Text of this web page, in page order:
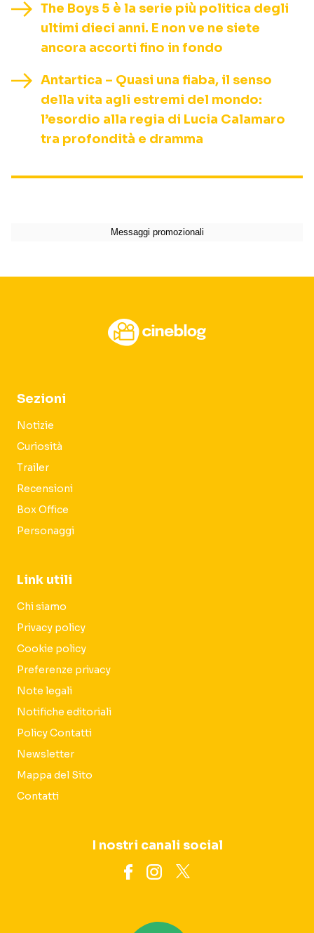
The Boys 5 è la serie più politica degli
ultimi dieci anni. E non ve ne siete
ancora accorti fino in fondo
Antartica – Quasi una fiaba, il senso
della vita agli estremi del mondo:
l’esordio alla regia di Lucia Calamaro
tra profondità e dramma
Sezioni
Notizie
Curiosità
Trailer
Recensioni
Box Office
Personaggi
Link utili
Chi siamo
Privacy policy
Cookie policy
Preferenze privacy
Note legali
Notifiche editoriali
Policy Contatti
Newsletter
Mappa del Sito
Contatti
I nostri canali social